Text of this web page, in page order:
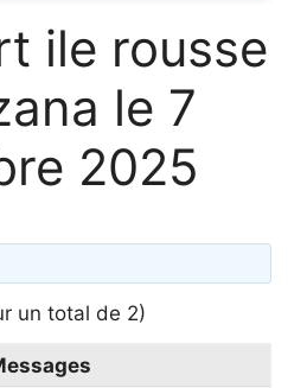
ile rousse
le 7
2025
un total de 2)